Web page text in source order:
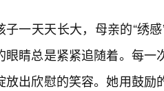
子一天天长大，母亲的“绣
眼睛总是紧紧追随着。每
放出欣慰的笑容。她用鼓